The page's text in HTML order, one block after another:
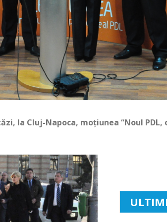
la Cluj-Napoca, moțiunea “Noul PDL,